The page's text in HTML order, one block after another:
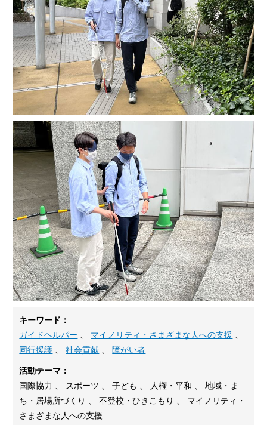
キーワード：
ガイドヘルパー
マイノリティ・さまざまな人への支援
同行援護 、社会貢献 障がい者
活動テーマ：
国際協力 、 スポーツ 、 子ども 、 人権・平和 、 地域・ま
ち・居場所づくり 、 不登校・ひきこもり 、 マイノリティ・
さまざまな人への支援